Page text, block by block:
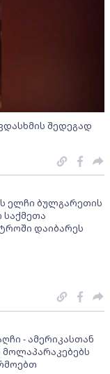
შედეგად
ელჩი ბულგარეთის
საქმეთა
დაიბარეს
- ამერიკასთან
მოლაპარაკებებს